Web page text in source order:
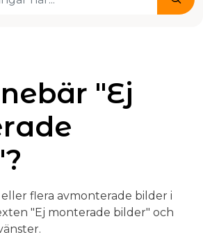
"Ej
flera avmonterade bilder i
"Ej monterade bilder" och